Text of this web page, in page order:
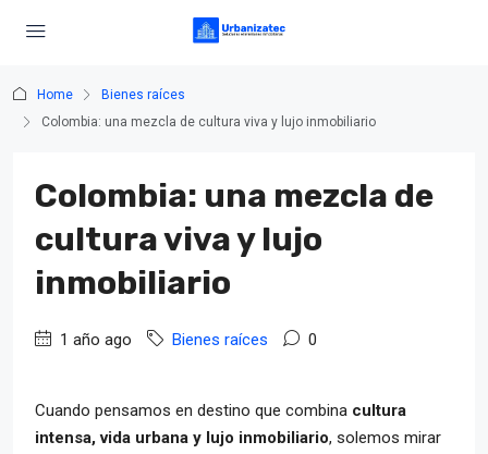
Home
Bienes raíces
Colombia: una mezcla de cultura viva y lujo inmobiliario
Colombia: una mezcla de
cultura viva y lujo
inmobiliario
1 año ago Bienes raíces 0
Cuando pensamos en destino que combina cultura
intensa, vida urbana y lujo inmobiliario, solemos mirar